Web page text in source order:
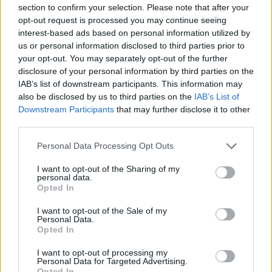
section to confirm your selection. Please note that after your
opt-out request is processed you may continue seeing
interest-based ads based on personal information utilized by
us or personal information disclosed to third parties prior to
your opt-out. You may separately opt-out of the further
disclosure of your personal information by third parties on the
IAB’s list of downstream participants. This information may
also be disclosed by us to third parties on the IAB’s List of
Downstream Participants that may further disclose it to other
Please note that this website/app uses one or more Google
not limited to your visit or usage behaviour. You may click to
grant or deny consent to Google and its third-party tags to
use your data for below specified purposes in below Google
consent section.
Personal Data Processing Opt Outs
I want to opt-out of the Sharing of my
personal data.
Opted In
I want to opt-out of the Sale of my
Personal Data.
Opted In
I want to opt-out of processing my
Personal Data for Targeted Advertising.
AUTEUR